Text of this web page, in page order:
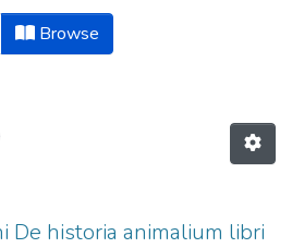
Browse
De historia animalium libri